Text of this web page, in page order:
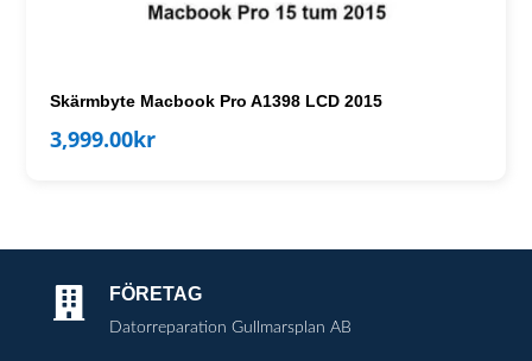
Skärmbyte Macbook Pro A1398 LCD 2015
3,999.00kr
 FÖRETAG
Datorreparation Gullmarsplan AB